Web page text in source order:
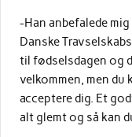
-Han anbefalede
Danske
til fødselsdagen og
velkommen, men
acceptere dig. Et
alt glemt og så kan